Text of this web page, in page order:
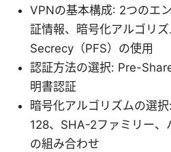
VPNの基本構成: 2つのエ
証情報、暗号化アルゴリ
Secrecy（PFS）の使用
認証方法の選択: Pre-
明書認証
暗号化アルゴリズムの選
128、SHA-2ファミリー、
の組み合わせ